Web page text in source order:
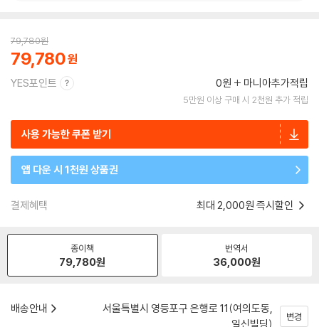
79,780원
79,780
YES포인트 0원 마니아추가적립
5만원 이상 구매 시 2천원 추가 적립
사용 가능한 쿠폰 받기
앱 다운 시 1천원 상품권
결제혜택 최대 2,000원 즉시할인
종이책
79,780원
번역서
36,000원
배송안내
서울특별시 영등포구 은행로 11(여의도동,
일신빌딩)
변경